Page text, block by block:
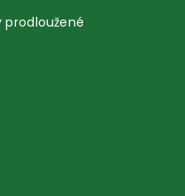
prodloužené